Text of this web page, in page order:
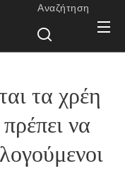
Αναζήτηση
τα χρέη
να